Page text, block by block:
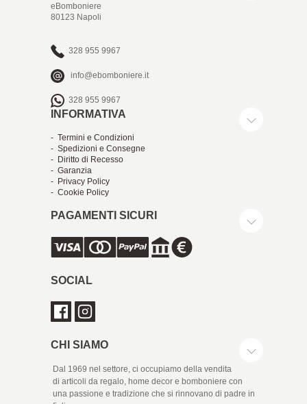
eBomboniere
80123 Napoli
328 955 9967
info@ebomboniere.it
328 955 9967
INFORMATIVA
- Termini e Condizioni
- Spedizioni e Consegne
- Diritto di Recesso
- Garanzia
- Privacy Policy
- Cookie Policy
PAGAMENTI SICURI
SOCIAL
CHI SIAMO
Dal 1969 nel settore, ci occupiamo della vendita
di articoli da regalo, home decor e bomboniere con
una passione e tradizione che si rinnovano di padre in